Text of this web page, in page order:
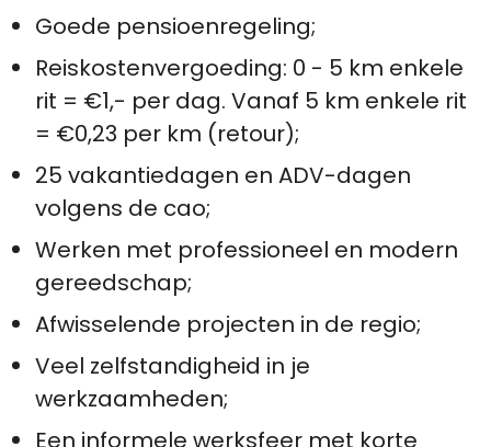
Goede pensioenregeling;
Reiskostenvergoeding: 0 - 5 km enkele
rit = €1,- per dag. Vanaf 5 km enkele rit
= €0,23 per km (retour);
25 vakantiedagen en ADV-dagen
volgens de cao;
Werken met professioneel en modern
gereedschap;
Afwisselende projecten in de regio;
Veel zelfstandigheid in je
werkzaamheden;
Een informele werksfeer met korte